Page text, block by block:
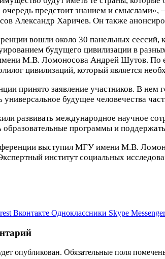
очередь предстоит знанием и
Александр Харичев. Он также
вошли около 30 панельных сессий,
будущего цивилизации в
М.В. Ломоносова Андрей Шутов. По
цивилизаций, который является
принято заявление участников. В
универсальное будущее человечества
развивать международное научное
программы и
выступил МГУ имени М.В.
институт социальных
Вконтакте Одноклассники Skype Messenger
опубликован. Обязательные поля